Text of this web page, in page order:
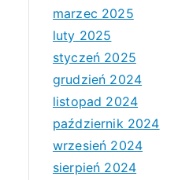
marzec 2025
luty 2025
styczeń 2025
grudzień 2024
listopad 2024
październik 2024
wrzesień 2024
sierpień 2024